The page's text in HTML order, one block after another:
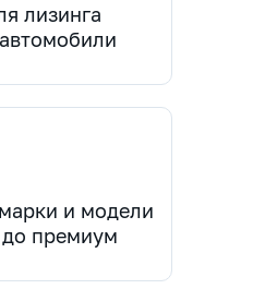
лизинга
и модели
премиум